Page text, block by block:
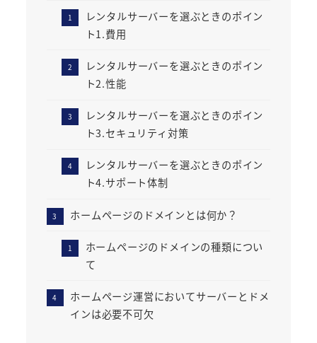
レンタルサーバーを選ぶときのポイン
ト1.費用
レンタルサーバーを選ぶときのポイン
ト2.性能
レンタルサーバーを選ぶときのポイン
ト3.セキュリティ対策
レンタルサーバーを選ぶときのポイン
ト4.サポート体制
ホームページのドメインとは何か？
ホームページのドメインの種類につい
て
ホームページ運営においてサーバーとドメ
インは必要不可欠